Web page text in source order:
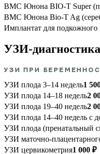
ВМС Юнона BIO-T Super
ВМС Юнона Bio-T Ag
Имплантат для
УЗИ-диагностика
УЗИ ПРИ
УЗИ плода 3–14 недель1
УЗИ плода 14–18 недель2
УЗИ плода 19–40 недель2
УЗИ плода 14–40 недель с
УЗИ плода (пренатальный
УЗИ маточно-
УЗИ цервикометрия1 000 ₽